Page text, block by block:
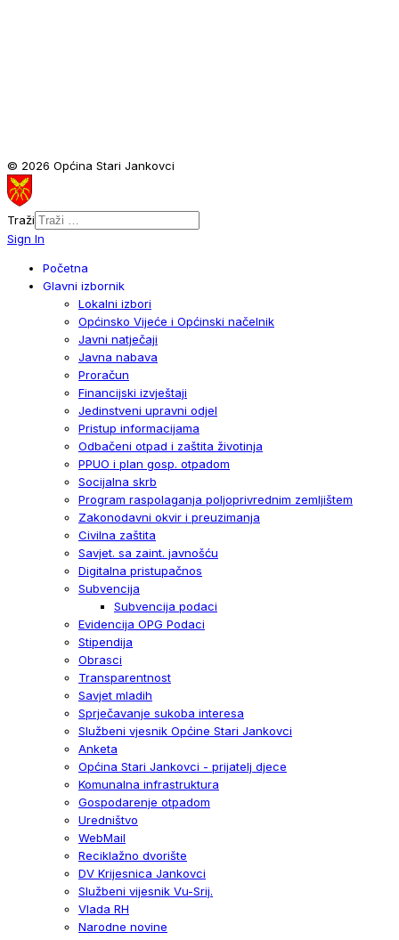
© 2026 Općina Stari Jankovci
Traži
Sign In
Početna
Glavni izbornik
Lokalni izbori
Općinsko Vijeće i Općinski načelnik
Javni natječaji
Javna nabava
Proračun
Financijski izvještaji
Jedinstveni upravni odjel
Pristup informacijama
Odbačeni otpad i zaštita životinja
PPUO i plan gosp. otpadom
Socijalna skrb
Program raspolaganja poljoprivrednim zemljištem
Zakonodavni okvir i preuzimanja
Civilna zaštita
Savjet. sa zaint. javnošću
Digitalna pristupačnos
Subvencija
Subvencija podaci
Evidencija OPG Podaci
Stipendija
Obrasci
Transparentnost
Savjet mladih
Sprječavanje sukoba interesa
Službeni vjesnik Općine Stari Jankovci
Anketa
Općina Stari Jankovci - prijatelj djece
Komunalna infrastruktura
Gospodarenje otpadom
Uredništvo
WebMail
Reciklažno dvorište
DV Krijesnica Jankovci
Službeni vijesnik Vu-Srij.
Vlada RH
Narodne novine